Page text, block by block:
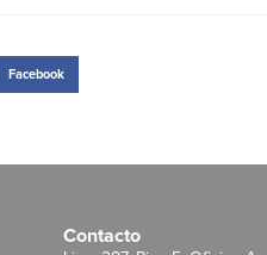
Facebook
Contacto